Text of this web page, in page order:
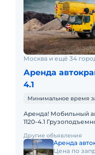
Москва и ещё 34
Аренда
4.1
Минимальное время
Аренда! Мобильный
1120-4.1 Грузоподъемность: 120
комплект доку
Другие объявления
Аренда
Цена по